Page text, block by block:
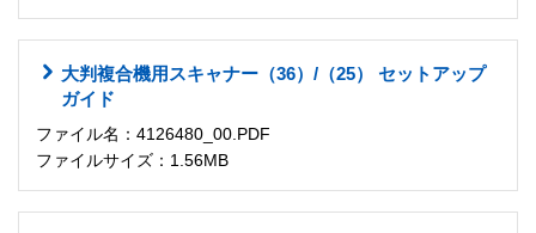
大判複合機用スキャナー（36）/（25） セットアップ
ガイド
ファイル名：4126480_00.PDF
ファイルサイズ：1.56MB